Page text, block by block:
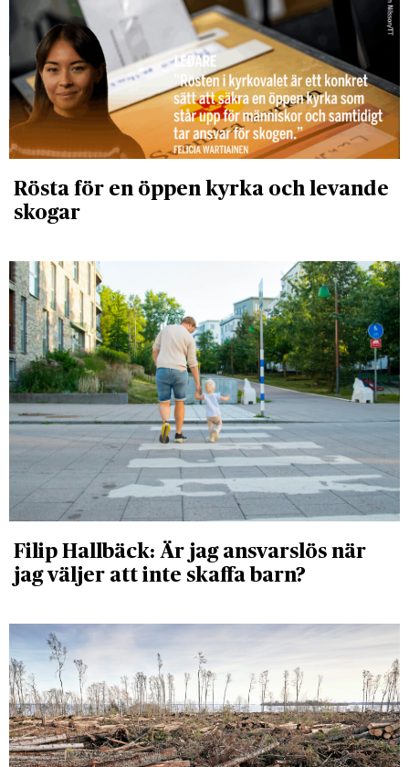
Rösta för en öppen kyrka och levande
skogar
Filip Hallbäck: Är jag ansvarslös när
jag väljer att inte skaffa barn?